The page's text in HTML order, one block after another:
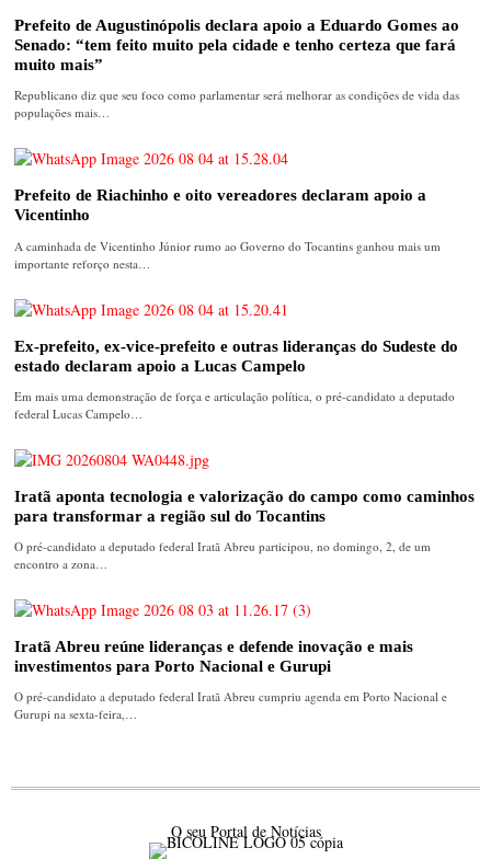
Prefeito de Augustinópolis declara apoio a Eduardo Gomes ao
Senado: “tem feito muito pela cidade e tenho certeza que fará
muito mais”
Republicano diz que seu foco como parlamentar será melhorar as condições de vida das
populações mais…
Prefeito de Riachinho e oito vereadores declaram apoio a
Vicentinho
A caminhada de Vicentinho Júnior rumo ao Governo do Tocantins ganhou mais um
importante reforço nesta…
Ex-prefeito, ex-vice-prefeito e outras lideranças do Sudeste do
estado declaram apoio a Lucas Campelo
Em mais uma demonstração de força e articulação política, o pré-candidato a deputado
federal Lucas Campelo…
Iratã aponta tecnologia e valorização do campo como caminhos
para transformar a região sul do Tocantins
O pré-candidato a deputado federal Iratã Abreu participou, no domingo, 2, de um
encontro a zona…
Iratã Abreu reúne lideranças e defende inovação e mais
investimentos para Porto Nacional e Gurupi
O pré-candidato a deputado federal Iratã Abreu cumpriu agenda em Porto Nacional e
Gurupi na sexta-feira,…
O seu Portal de Notícias